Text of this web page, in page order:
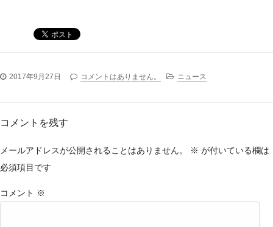
2017年9月27日 コメントはありません。 ニュース
コメントを残す
メールアドレスが公開されることはありません。 ※ が付いている欄は
必須項目です
コメント ※